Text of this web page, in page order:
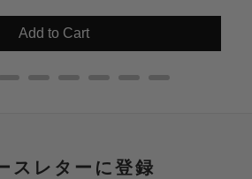
Add to Cart
スレターに登録